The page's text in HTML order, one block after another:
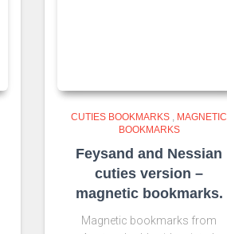
CUTIES BOOKMARKS , MAGNETIC
BOOKMARKS
Feysand and Nessian
cuties version –
magnetic bookmarks.
Magnetic bookmarks from